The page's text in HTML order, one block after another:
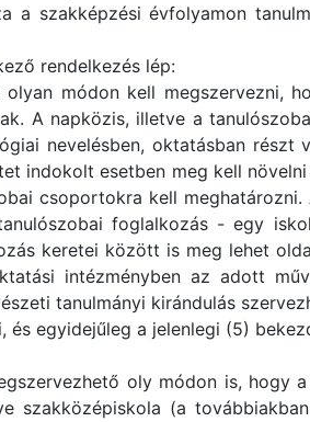
a szakképzési évfolyamon
rendelkezés lép:
módon kell megszervezni,
A napközis, illetve a
nevelésben, oktatásban
indokolt esetben meg kell
csoportokra kell
foglalkozás - egy
keretei között is meg lehet
intézményben az adott
tanulmányi kirándulás
egyidejűleg a jelenlegi (5)
oly módon is,
szakközépiskola (a